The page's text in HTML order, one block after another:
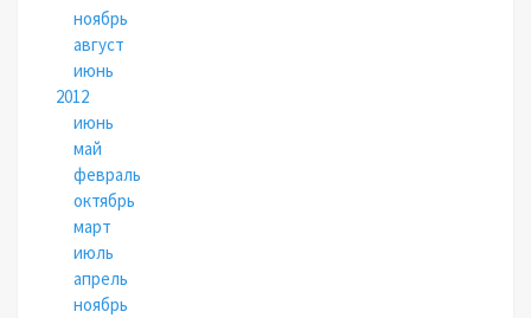
ноябрь
август
июнь
2012
июнь
май
февраль
октябрь
март
июль
апрель
ноябрь